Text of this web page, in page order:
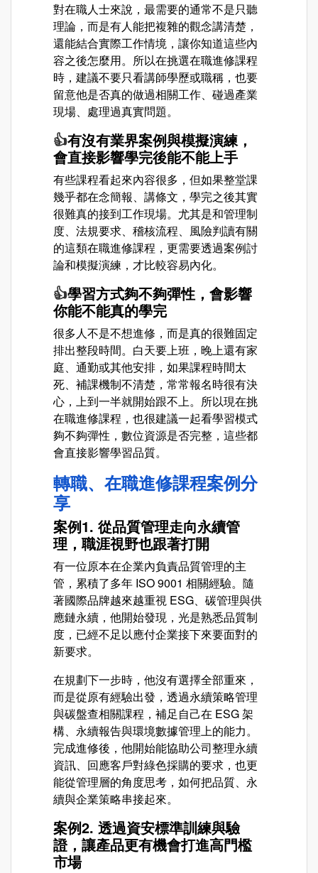
對在職人士來說，最需要的通常不是只聽
理論，而是有人能把複雜的觀念講清楚，
還能結合實際工作情境，讓你知道這些內
容之後怎麼用。所以在挑選在職進修課程
時，建議不要只看講師學歷或職稱，也要
留意他是否真的做過相關工作、碰過產業
現場、處理過真實問題。
👍有沒有業界案例與模擬演練，
會直接影響學完後能不能上手
有些課程看起來內容很多，但如果整堂課
幾乎都在念簡報、講條文，學完之後其實
很難真的接到工作現場。尤其是和管理制
度、法規要求、稽核流程、風險判讀有關
的這類在職進修課程，更需要透過案例討
論和模擬演練，才比較容易內化。
👍學習方式夠不夠彈性，會影響
你能不能真的學完
很多人不是不想進修，而是真的很難固定
排出整段時間。白天要上班，晚上還有家
庭、通勤或其他安排，如果課程時間太
死、補課機制不清楚，常常報名時很有決
心，上到一半就開始跟不上。所以現在挑
在職進修課程，也很建議一起看學習模式
夠不夠彈性，數位資源是否完整，這些都
會直接影響學習品質。
轉職、在職進修課程案例分
享
案例1. 從品質管理走向永續管
理，職涯視野也跟著打開
有一位原本在企業內負責品質管理的主
管，累積了多年 ISO 9001 相關經驗。隨
著國際品牌越來越重視 ESG、碳管理與供
應鏈永續，他開始發現，光是熟悉品質制
度，已經不足以應付企業接下來要面對的
新要求。
在規劃下一步時，他沒有選擇全部重來，
而是從原有經驗出發，透過永續策略管理
與碳盤查相關課程，補足自己在 ESG 架
構、永續報告與環境數據管理上的能力。
完成進修後，他開始能協助公司整理永續
資訊、回應客戶對綠色採購的要求，也更
能從管理層的角度思考，如何把品質、永
續與企業策略串接起來。
案例2. 透過資安標準訓練與驗
證，讓產品更有機會打進高門檻
市場